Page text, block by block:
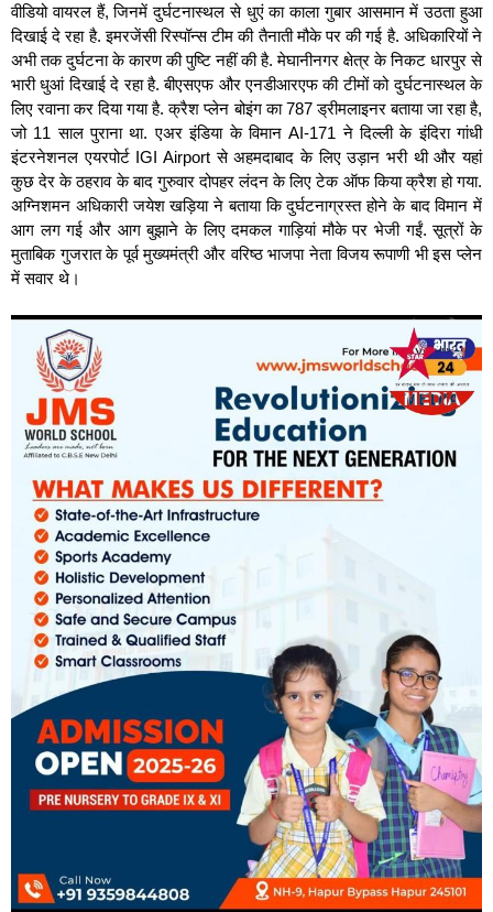
वीडियो वायरल हैं, जिनमें दुर्घटनास्थल से धुएं का काला गुबार आसमान में उठता हुआ
दिखाई दे रहा है. इमरजेंसी रिस्पॉन्स टीम की तैनाती मौके पर की गई है. अधिकारियों ने
अभी तक दुर्घटना के कारण की पुष्टि नहीं की है. मेघानीनगर क्षेत्र के निकट धारपुर से
भारी धुआं दिखाई दे रहा है. बीएसएफ और एनडीआरएफ की टीमों को दुर्घटनास्थल के
लिए रवाना कर दिया गया है. क्रैश प्लेन बोइंग का 787 ड्रीमलाइनर बताया जा रहा है,
जो 11 साल पुराना था. एअर इंडिया के विमान AI-171 ने दिल्ली के इंदिरा गांधी
इंटरनेशनल एयरपोर्ट IGI Airport से अहमदाबाद के लिए उड़ान भरी थी और यहां
कुछ देर के ठहराव के बाद गुरुवार दोपहर लंदन के लिए टेक ऑफ किया क्रैश हो गया.
अग्निशमन अधिकारी जयेश खड़िया ने बताया कि दुर्घटनाग्रस्त होने के बाद विमान में
आग लग गई और आग बुझाने के लिए दमकल गाड़ियां मौके पर भेजी गईं. सूत्रों के
मुताबिक गुजरात के पूर्व मुख्यमंत्री और वरिष्ठ भाजपा नेता विजय रूपाणी भी इस प्लेन
में सवार थे।